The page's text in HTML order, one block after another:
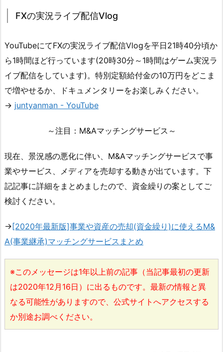
FXの実況ライブ配信Vlog
YouTubeにてFXの実況ライブ配信Vlogを平日21時40分頃か
ら1時間ほど行っています(20時30分～1時間はゲーム実況ラ
イブ配信をしています)。特別定額給付金の10万円をどこま
で増やせるか、ドキュメンタリーをお楽しみください。
→ juntyanman - YouTube
～注目：M&Aマッチングサービス～
現在、景況感の悪化に伴い、M&Aマッチングサービスで事
業やサービス、メディアを売却する動きが出ています。下
記記事に詳細をまとめましたので、資金繰りの案としてご
検討ください。
→[2020年最新版]事業や資産の売却(資金繰り)に使えるM&
A(事業継承)マッチングサービスまとめ
※このメッセージは1年以上前の記事（当記事最初の更新
は2020年12月16日）に出るものです。最新の情報と異
なる可能性がありますので、公式サイトへアクセスする
か別途お調べください。